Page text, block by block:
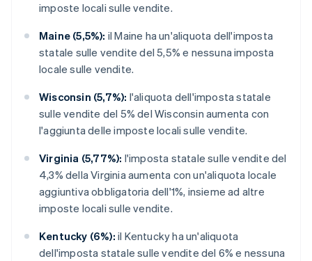
imposte locali sulle vendite.
Maine (5,5%): il Maine ha un'aliquota dell'imposta
statale sulle vendite del 5,5% e nessuna imposta
locale sulle vendite.
Wisconsin (5,7%): l'aliquota dell'imposta statale
sulle vendite del 5% del Wisconsin aumenta con
l'aggiunta delle imposte locali sulle vendite.
Virginia (5,77%): l'imposta statale sulle vendite del
4,3% della Virginia aumenta con un'aliquota locale
aggiuntiva obbligatoria dell'1%, insieme ad altre
imposte locali sulle vendite.
Kentucky (6%): il Kentucky ha un'aliquota
dell'imposta statale sulle vendite del 6% e nessuna